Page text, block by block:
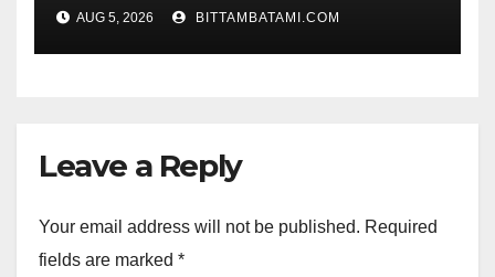
AUG 5, 2026 BITTAMBATAMI.COM
Leave a Reply
Your email address will not be published. Required
fields are marked *